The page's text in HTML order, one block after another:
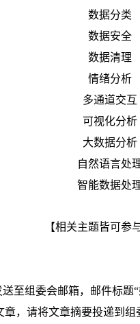
数据分类
数据安全
数据清理
情绪分析
多通道交互
可视化分析
大数据分析
自然语言处
智能数据处
【相关主题皆可参
至组委会邮箱，邮件标题
，请将文章摘要投递到